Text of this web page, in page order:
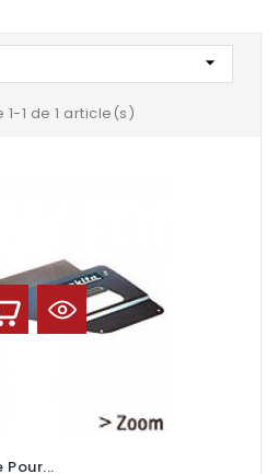

1 de 1 article(s)
Pour...